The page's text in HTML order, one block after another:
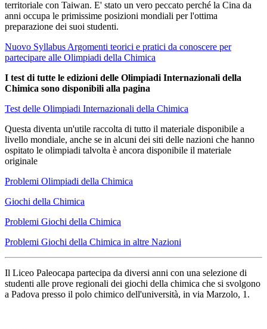
territoriale con Taiwan. E' stato un vero peccato perché la Cina da
anni occupa le primissime posizioni mondiali per l'ottima
preparazione dei suoi studenti.
Nuovo Syllabus Argomenti teorici e pratici da conoscere per
partecipare alle Olimpiadi della Chimica
I test di tutte le edizioni delle Olimpiadi Internazionali della
Chimica sono disponibili alla pagina
Test delle Olimpiadi Internazionali della Chimica
Questa diventa un'utile raccolta di tutto il materiale disponibile a
livello mondiale, anche se in alcuni dei siti delle nazioni che hanno
ospitato le olimpiadi talvolta è ancora disponibile il materiale
originale
Problemi Olimpiadi della Chimica
Giochi della Chimica
Problemi Giochi della Chimica
Problemi Giochi della Chimica in altre Nazioni
Il Liceo Paleocapa partecipa da diversi anni con una selezione di
studenti alle prove regionali dei giochi della chimica che si svolgono
a Padova presso il polo chimico dell'università, in via Marzolo, 1.